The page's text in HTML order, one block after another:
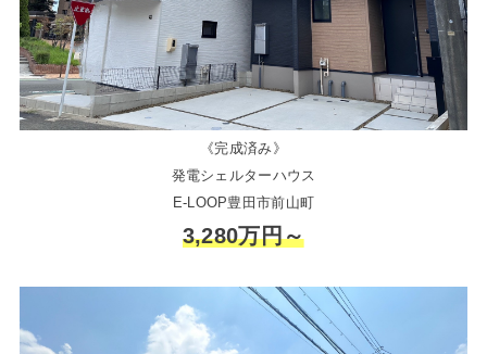
《完成済み》
発電シェルターハウス
E-LOOP豊田市前山町
3,280万円～